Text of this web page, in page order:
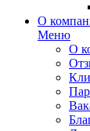
О
Меню
О